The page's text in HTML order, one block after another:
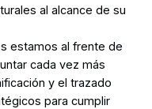
al alcance de su
estamos al frente de
cada vez más
y el trazado
para cumplir